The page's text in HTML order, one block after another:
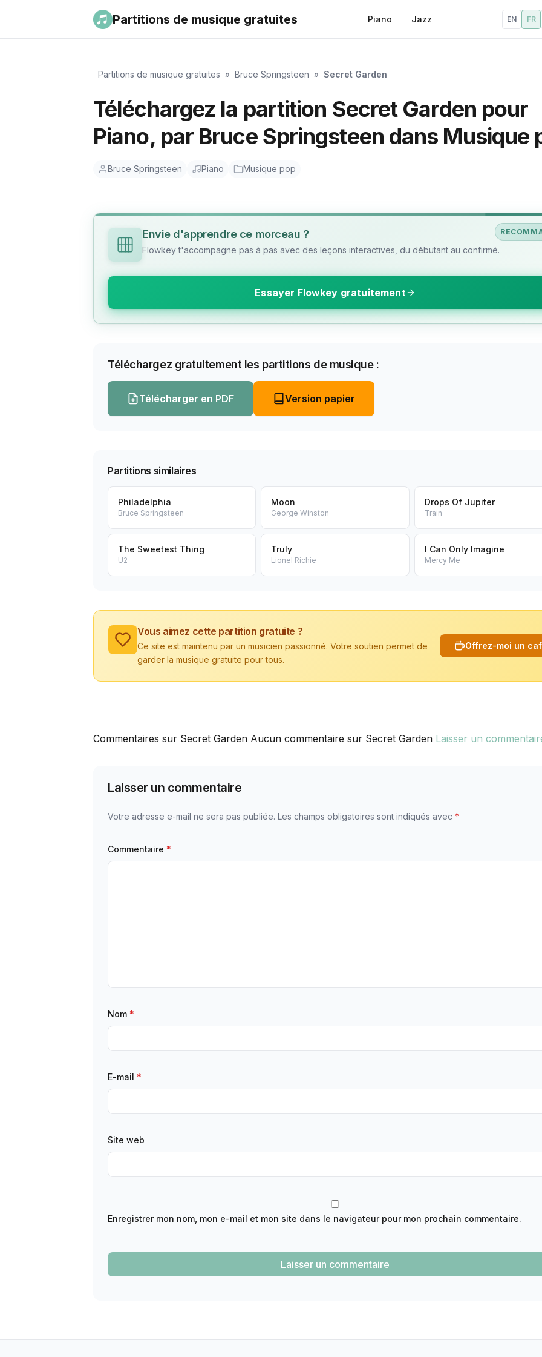
Partitions de musique gratuites Piano Jazz EN FR
Partitions de musique gratuites » Bruce Springsteen » Secret Garden
Téléchargez la partition Secret Garden pour
Piano, par Bruce Springsteen dans Musique
Bruce Springsteen Piano Musique pop
Envie d'apprendre ce morceau ?
Flowkey t'accompagne pas à pas avec des leçons interactives, du débutant au confirmé.
Essayer Flowkey gratuitement
Téléchargez gratuitement les partitions de musique :
Télécharger en PDF Version papier
Partitions similaires
Philadelphia
Bruce Springsteen
Moon
George Winston
Drops Of Jupiter
Train
The Sweetest Thing
U2
Truly
Lionel Richie
I Can Only Imagine
Mercy Me
Vous aimez cette partition gratuite ?
Ce site est maintenu par un musicien passionné. Votre soutien permet de
garder la musique gratuite pour tous.
Offrez-moi un
Commentaires sur Secret Garden Aucun commentaire sur Secret Garden Laisser un
Laisser un commentaire
Votre adresse e-mail ne sera pas publiée. Les champs obligatoires sont indiqués avec *
Commentaire *
Nom *
E-mail *
Site web
Enregistrer mon nom, mon e-mail et mon site dans le navigateur pour mon prochain commentaire.